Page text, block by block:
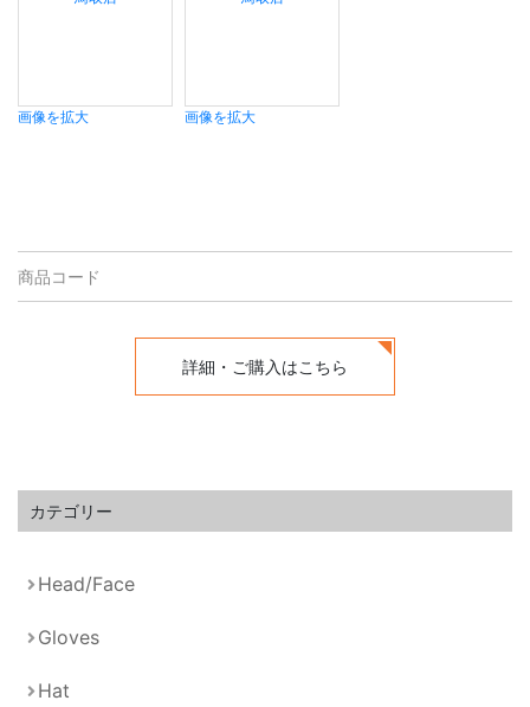
画像を拡大 画像を拡大
商品コード
詳細・ご購入はこちら
カテゴリー
Head/Face
Gloves
Hat